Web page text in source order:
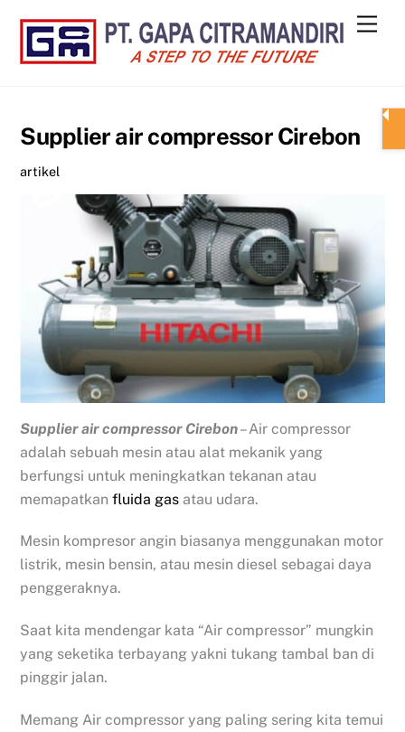
content
Supplier air compressor Cirebon
artikel
Supplier air compressor Cirebon– Air compressor
adalah sebuah mesin atau alat mekanik yang
berfungsi untuk meningkatkan tekanan atau
memapatkanfluida gas atau udara.
Mesin kompresor angin biasanya menggunakan motor
listrik, mesin bensin, atau mesin diesel sebagai daya
penggeraknya.
Saat kita mendengar kata “Air compressor” mungkin
yang seketika terbayang yakni tukang tambal ban di
pinggir jalan.
Memang Air compressor yang paling sering kita temui